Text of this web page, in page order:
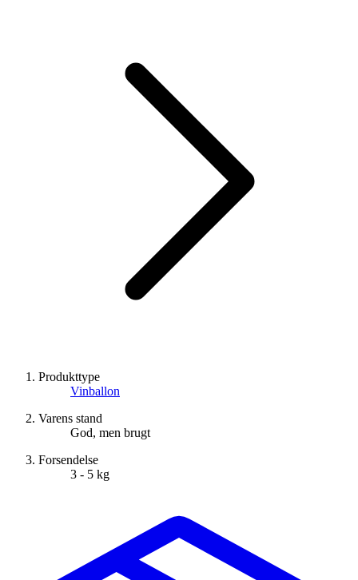
Produkttype
Vinballon
Varens stand
God, men brugt
Forsendelse
3 - 5 kg